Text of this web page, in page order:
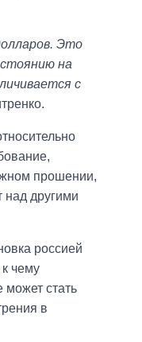
Это
на
с
прошении,
над другими
россией
к чему
может стать
в